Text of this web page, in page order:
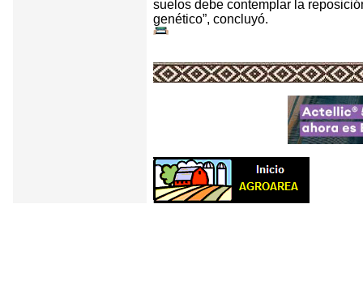
suelos debe contemplar la
genético”, concluyó.